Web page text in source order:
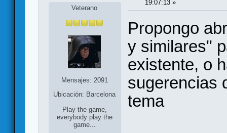
Veterano
Mensajes: 2091
Ubicación: Barcelona
Play the game,
everybody play the
game...
19:07:13 »
Propongo
y similares"
existente, o
sugerencias
tema